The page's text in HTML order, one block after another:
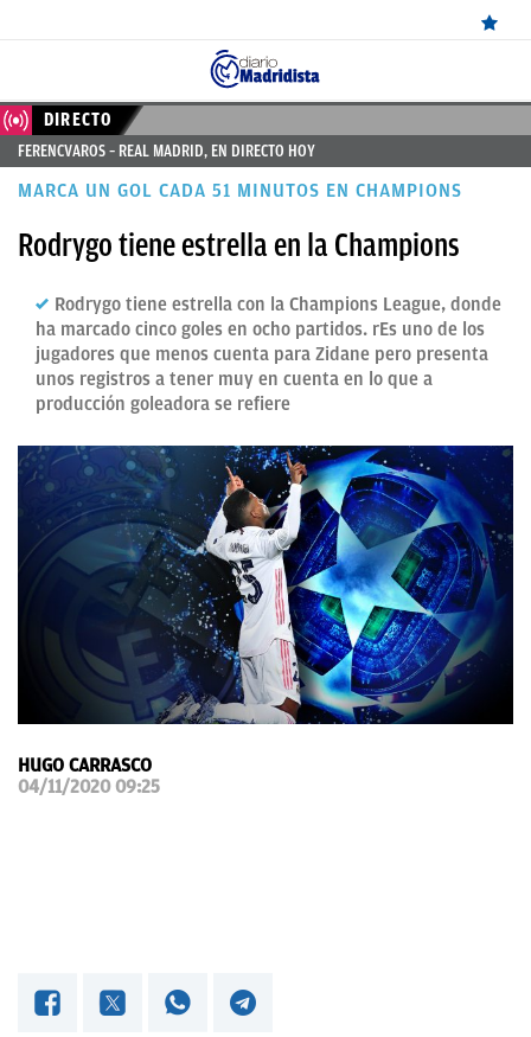
ÚLTIMAS
NOTICIAS
MADRID
BALONCESTO
CANTERA
FICHAJES
FEMENINO
PAPARAZZI
OKDIARIO
DIRECTO
FERENCVAROS – REAL MADRID, EN DIRECTO HOY
MARCA UN GOL CADA 51 MINUTOS EN CHAMPIONS
Rodrygo tiene estrella en la Champions
Rodrygo tiene estrella con la Champions League, donde
ha marcado cinco goles en ocho partidos. rEs uno de los
jugadores que menos cuenta para Zidane pero presenta
unos registros a tener muy en cuenta en lo que a
producción goleadora se refiere
HUGO CARRASCO
04/11/2020 09:25